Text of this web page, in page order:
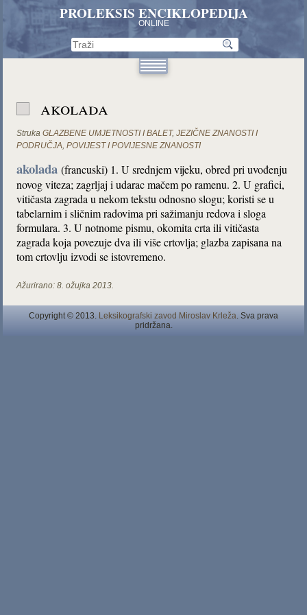
PROLEKSIS ENCIKLOPEDIJA
ONLINE
akolada
Struka GLAZBENE UMJETNOSTI I BALET,JEZIČNE ZNANOSTI I
PODRUČJA,POVIJEST I POVIJESNE ZNANOSTI
akolada(francuski) 1. U srednjem vijeku, obred pri uvođenju
novog viteza; zagrljaj i udarac mačem po ramenu. 2. U grafici,
vitičasta zagrada u nekom tekstu odnosno slogu; koristi se u
tabelarnim i sličnim radovima pri sažimanju redova i sloga
formulara. 3. U notnome pismu, okomita crta ili vitičasta
zagrada koja povezuje dva ili više crtovlja; glazba zapisana na
tom crtovlju izvodi se istovremeno.
Ažurirano: 8. ožujka 2013.
Copyright © 2013. Leksikografski zavod Miroslav Krleža. Sva prava
pridržana.